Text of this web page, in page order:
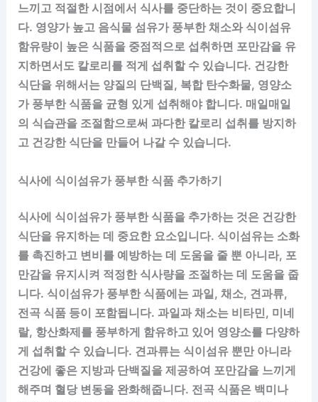
느끼고 적절한 시점에서 식사를 중단하는 것이 중요합니
다. 영양가 높고 음식물 섬유가 풍부한 채소와 식이섬유
함유량이 높은 식품을 중점적으로 섭취하면 포만감을 유
지하면서도 칼로리를 적게 섭취할 수 있습니다. 건강한
식단을 위해서는 양질의 단백질, 복합 탄수화물, 영양소
가 풍부한 식품을 균형 있게 섭취해야 합니다. 매일매일
의 식습관을 조절함으로써 과다한 칼로리 섭취를 방지하
고 건강한 식단을 만들어 나갈 수 있습니다.
식사에 식이섬유가 풍부한 식품 추가하기
식사에 식이섬유가 풍부한 식품을 추가하는 것은 건강한
식단을 유지하는 데 중요한 요소입니다. 식이섬유는 소화
를 촉진하고 변비를 예방하는 데 도움을 줄 뿐 아니라, 포
만감을 유지시켜 적정한 식사량을 조절하는 데 도움을 줍
니다. 식이섬유가 풍부한 식품에는 과일, 채소, 견과류,
전곡 식품 등이 포함됩니다. 과일과 채소는 비타민, 미네
랄, 항산화제를 풍부하게 함유하고 있어 영양소를 다양하
게 섭취할 수 있습니다. 견과류는 식이섬유 뿐만 아니라
건강에 좋은 지방과 단백질을 제공하여 포만감을 느끼게
해주며 혈당 변동을 완화해줍니다. 전곡 식품은 백미나